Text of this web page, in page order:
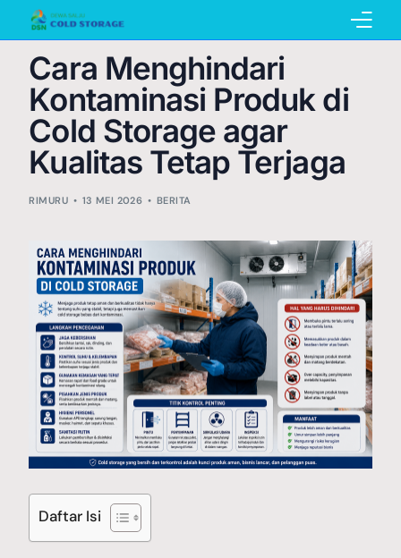
Cara Menghindari
Kontaminasi Produk di
Cold Storage agar
Kualitas Tetap Terjaga
RIMURU 13 MEI 2026 BERITA
Daftar Isi
Home
Pembuatan Cold Storage
Penyewaan Cold Storage
Katalog
Galery Project